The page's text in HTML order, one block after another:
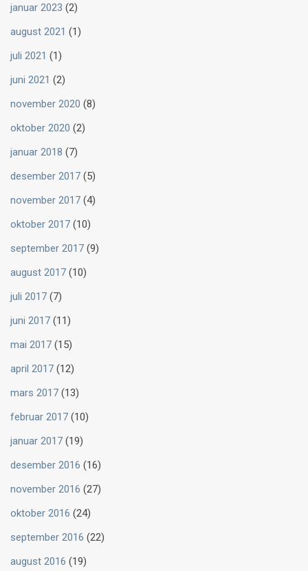
januar 2023 (2)
august 2021 (1)
juli 2021 (1)
juni 2021 (2)
november 2020 (8)
oktober 2020 (2)
januar 2018 (7)
desember 2017 (5)
november 2017 (4)
oktober 2017 (10)
september 2017 (9)
august 2017 (10)
juli 2017 (7)
juni 2017 (11)
mai 2017 (15)
april 2017 (12)
mars 2017 (13)
februar 2017 (10)
januar 2017 (19)
desember 2016 (16)
november 2016 (27)
oktober 2016 (24)
september 2016 (22)
august 2016 (19)